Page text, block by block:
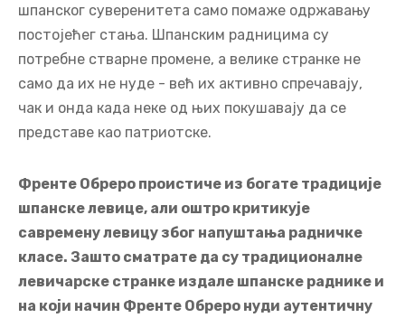
шпанског суверенитета само помаже одржавању
постојећег стања. Шпанским радницима су
потребне стварне промене, а велике странке не
само да их не нуде - већ их активно спречавају,
чак и онда када неке од њих покушавају да се
представе као патриотске.
Френте Обреро проистиче из богате традиције
шпанске левице, али оштро критикује
савремену левицу због напуштања радничке
класе. Зашто сматрате да су традиционалне
левичарске странке издале шпанске раднике и
на који начин Френте Обреро нуди аутентичну